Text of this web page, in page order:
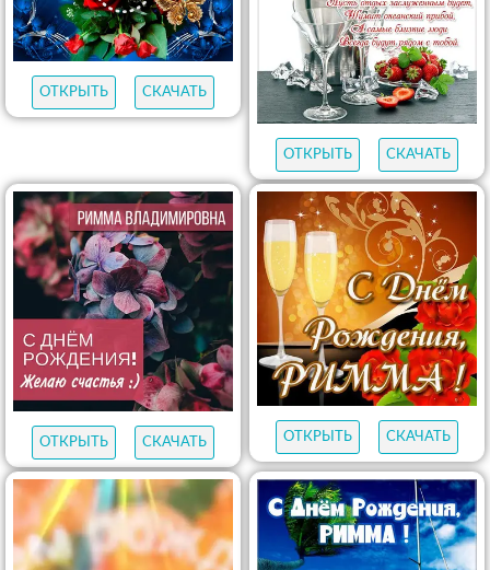
ОТКРЫТЬ СКАЧАТЬ
ОТКРЫТЬ СКАЧАТЬ
ОТКРЫТЬ СКАЧАТЬ ОТКРЫТЬ СКАЧАТЬ